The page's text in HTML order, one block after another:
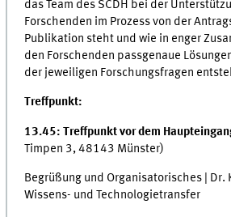
das Team des SCDH bei der
Forschenden im Prozess von der
Publikation steht und wie in enger
den Forschenden passgenaue
der jeweiligen Forschungsfragen
Treffpunkt:
13.45: Treffpunkt vor dem
Timpen 3, 48143 Münster)
Begrüßung und Organisatorisches | Dr.
Wissens- und Technologietransfer